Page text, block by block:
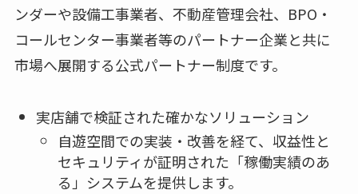
ンダーや設備工事業者、不動産管理会社、BPO・
コールセンター事業者等のパートナー企業と共に
市場へ展開する公式パートナー制度です。
実店舗で検証された確かなソリューション
自遊空間での実装・改善を経て、収益性と
セキュリティが証明された「稼働実績のあ
る」システムを提供します。